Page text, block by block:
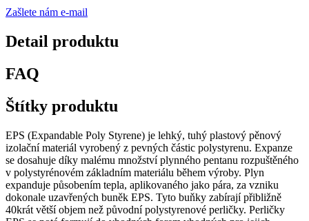
Zašlete nám e-mail
Detail produktu
FAQ
Štítky produktu
EPS (Expandable Poly Styrene) je lehký, tuhý plastový pěnový
izolační materiál vyrobený z pevných částic polystyrenu. Expanze
se dosahuje díky malému množství plynného pentanu rozpuštěného
v polystyrénovém základním materiálu během výroby. Plyn
expanduje působením tepla, aplikovaného jako pára, za vzniku
dokonale uzavřených buněk EPS. Tyto buňky zabírají přibližně
40krát větší objem než původní polystyrenové perličky. Perličky